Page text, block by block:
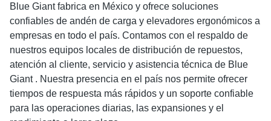
Blue Giant fabrica en México y ofrece soluciones
confiables de andén de carga y elevadores ergonómicos a
empresas en todo el país. Contamos con el respaldo de
nuestros equipos locales de distribución de repuestos,
atención al cliente, servicio y asistencia técnica de Blue
Giant . Nuestra presencia en el país nos permite ofrecer
tiempos de respuesta más rápidos y un soporte confiable
para las operaciones diarias, las expansiones y el